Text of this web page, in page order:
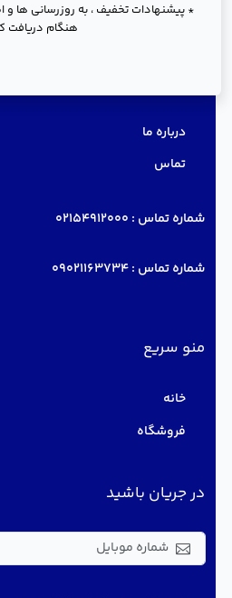
* پیشنهادات تخفیف ، به روزرسانی ها و
هنگام دریافت
درباره ما
تماس
شماره تماس : 02154912000
شماره تماس :09021163734
منو سریع
خانه
فروشگاه
در جریان باشید